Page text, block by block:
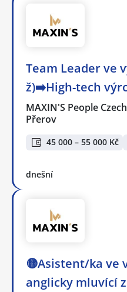
Team Leader ve
ž)➡️High-tech
MAXIN'S People
Přerov
45 000 – 55 000 Kč
dnešní
🟡Asistent/ka ve
anglicky mluvící